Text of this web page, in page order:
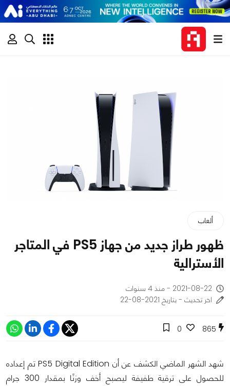
ألعاب
ظهور طراز جديد من جهاز PS5 في المتاجر
الأسترالية
2021-08-22 - منذ 4 سنوات
اخر تحديث - بتاريخ 2021-08-22
865
0
شهد الشهر الماضي الكشف عن أن PS5 Digital Edition تم إعداده
للحصول على ترقية طفيفة ليصبح أخف وزنًا بمقدار 300 جرام